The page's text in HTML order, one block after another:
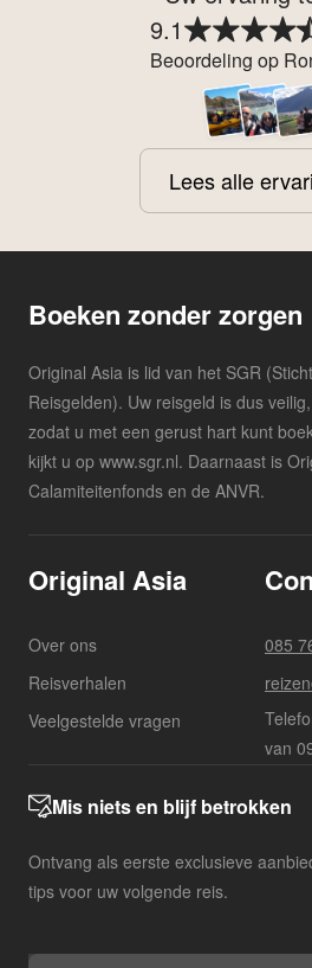
9.1
Beoordeling op
Lees alle
Boeken zonder zorgen
Original Asia is lid van het SGR
Reisgelden). Uw reisgeld is dus
zodat u met een gerust hart kunt
kijkt u op www.sgr.nl. Daarnaast is
Calamiteitenfonds en de ANVR.
Original Asia
Over ons
Reisverhalen
Veelgestelde vragen
085
van
Mis niets en blijf betrokken
Ontvang als eerste exclusieve
tips voor uw volgende reis.